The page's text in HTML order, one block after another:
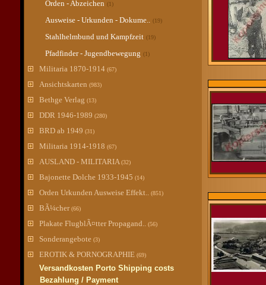
Orden - Abzeichen (1)
Ausweise - Urkunden - Dokume.. (19)
Stahlhelmbund und Kampfzeit (19)
Pfadfinder - Jugendbewegung (1)
Militaria 1870-1914 (67)
Ansichtskarten (983)
Bethge Verlag (13)
DDR 1946-1989 (280)
BRD ab 1949 (31)
Militaria 1914-1918 (67)
AUSLAND - MILITARIA (32)
Bajonette Dolche 1933-1945 (14)
Orden Urkunden Ausweise Effekt.. (851)
BÃ¼cher (66)
Plakate FlugblÃ¤tter Propagand.. (56)
Sonderangebote (3)
EROTIK & PORNOGRAPHIE (69)
Versandkosten Porto Shipping costs
Bezahlung / Payment